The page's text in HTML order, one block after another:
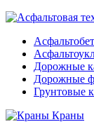
Дорожные
Дорожные
Грунтовые
Краны